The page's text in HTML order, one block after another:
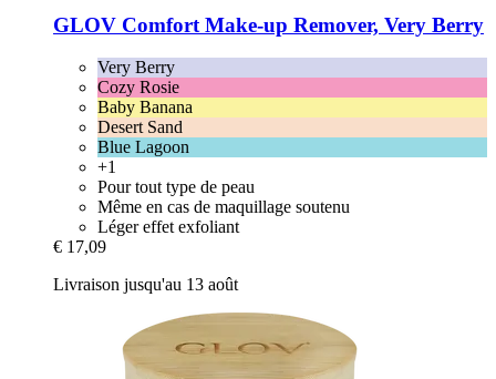
GLOV Comfort Make-​up Remover, Very Berry
Very Berry
Cozy Rosie
Baby Banana
Desert Sand
Blue Lagoon
+1
Pour tout type de peau
Même en cas de maquillage soutenu
Léger effet exfoliant
€ 17,09
Livraison jusqu'au 13 août